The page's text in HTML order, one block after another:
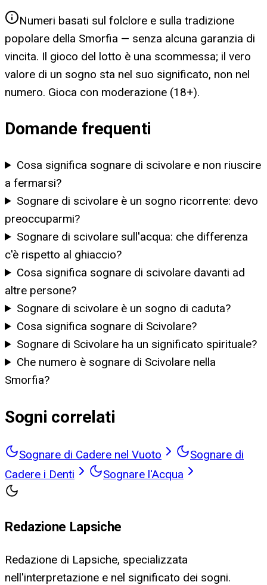
Numeri basati sul folclore e sulla tradizione
popolare della Smorfia — senza alcuna garanzia di
vincita. Il gioco del lotto è una scommessa; il vero
valore di un sogno sta nel suo significato, non nel
numero. Gioca con moderazione (18+).
Domande frequenti
Cosa significa sognare di scivolare e non riuscire
a fermarsi?
Sognare di scivolare è un sogno ricorrente: devo
preoccuparmi?
Sognare di scivolare sull'acqua: che differenza
c'è rispetto al ghiaccio?
Cosa significa sognare di scivolare davanti ad
altre persone?
Sognare di scivolare è un sogno di caduta?
Cosa significa sognare di Scivolare?
Sognare di Scivolare ha un significato spirituale?
Che numero è sognare di Scivolare nella
Smorfia?
Sogni correlati
Sognare di Cadere nel Vuoto
Sognare di
Cadere i Denti
Sognare l'Acqua
Redazione Lapsiche
Redazione di Lapsiche, specializzata
nell'interpretazione e nel significato dei sogni.